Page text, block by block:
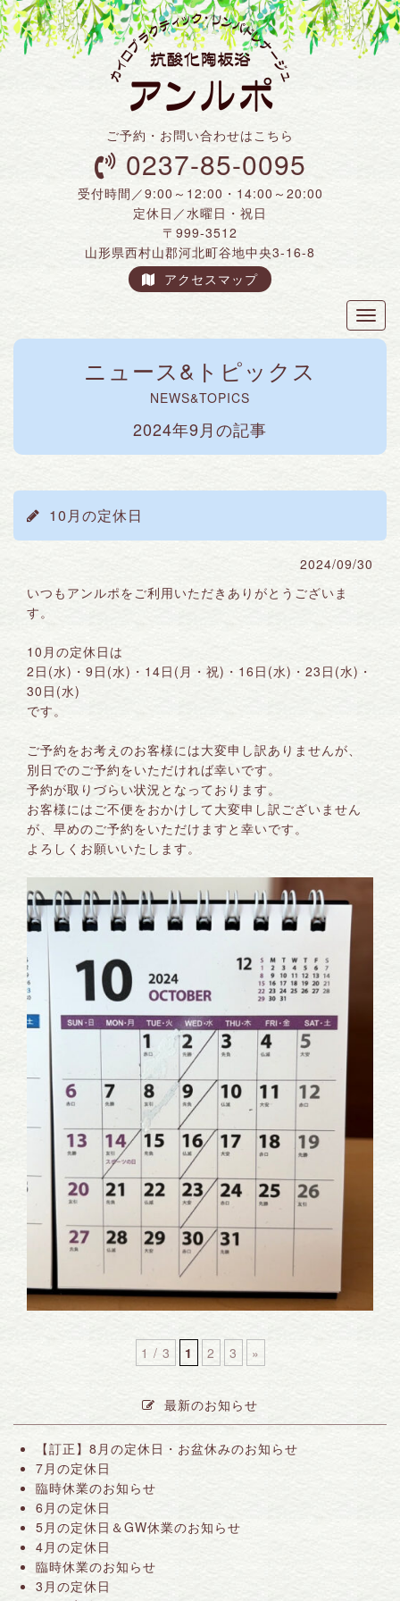
ご予約・お問い合わせはこちら
0237-85-0095
受付時間／9:00～12:00・14:00～20:00
定休日／水曜日・祝日
〒999-3512
山形県西村山郡河北町谷地中央3-16-8
アクセスマップ
ニュース&トピックス
NEWS&TOPICS
2024年9月の記事
10月の定休日
2024/09/30
いつもアンルポをご利用いただきありがとうございま
す。
10月の定休日は
2日(水)・9日(水)・14日(月・祝)・16日(水)・23日(水)・
30日(水)
です。
ご予約をお考えのお客様には大変申し訳ありませんが、
別日でのご予約をいただければ幸いです。
予約が取りづらい状況となっております。
お客様にはご不便をおかけして大変申し訳ございません
が、早めのご予約をいただけますと幸いです。
よろしくお願いいたします。
1 / 3 1 2 3 »
最新のお知らせ
【訂正】8月の定休日・お盆休みのお知らせ
7月の定休日
臨時休業のお知らせ
6月の定休日
5月の定休日＆GW休業のお知らせ
4月の定休日
臨時休業のお知らせ
3月の定休日